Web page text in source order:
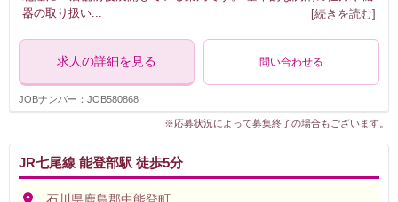
器の取り扱い... [続きを読む]
求人の詳細を見る 問い合わせる
JOBナンバー：JOB580868
※応募状況によって募集終了の場合もございます。
JR七尾線 能登部駅 徒歩5分
石川県鹿島郡中能登町